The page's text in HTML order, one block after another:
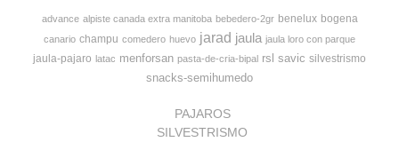
advance alpiste canada extra manitoba bebedero-2gr benelux bogena
canario champu comedero huevo jarad jaula jaula loro con parque
jaula-pajaro latac menforsan pasta-de-cria-bipal rsl savic silvestrismo
snacks-semihumedo
PAJAROS
SILVESTRISMO